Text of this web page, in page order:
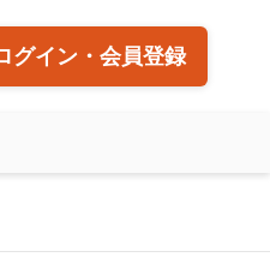
グイン・会員登録